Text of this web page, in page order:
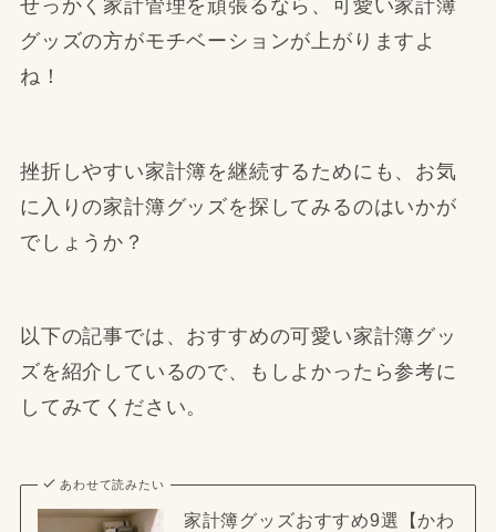
せっかく家計管理を頑張るなら、可愛い家計簿
グッズの方がモチベーションが上がりますよ
ね！
挫折しやすい家計簿を継続するためにも、お気
に入りの家計簿グッズを探してみるのはいかが
でしょうか？
以下の記事では、おすすめの可愛い家計簿グッ
ズを紹介しているので、もしよかったら参考に
してみてください。
あわせて読みたい
家計簿グッズおすすめ9選【かわ